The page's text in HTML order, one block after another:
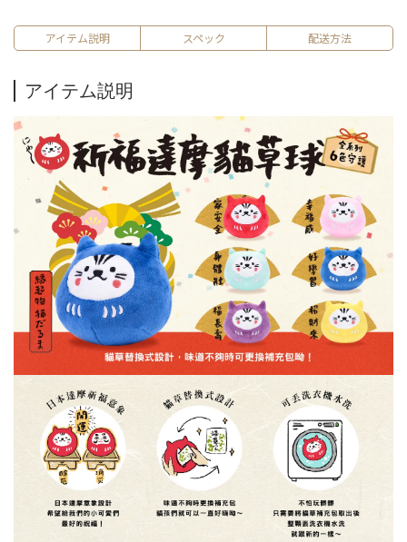
アイテム説明 スペック 配送方法
アイテム説明